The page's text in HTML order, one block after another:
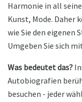
Harmonie in all
Kunst, Mode. Daher
wie Sie den eigenen
Umgeben Sie sich
Was bedeutet das?
Autobiografien
besuchen - jeder